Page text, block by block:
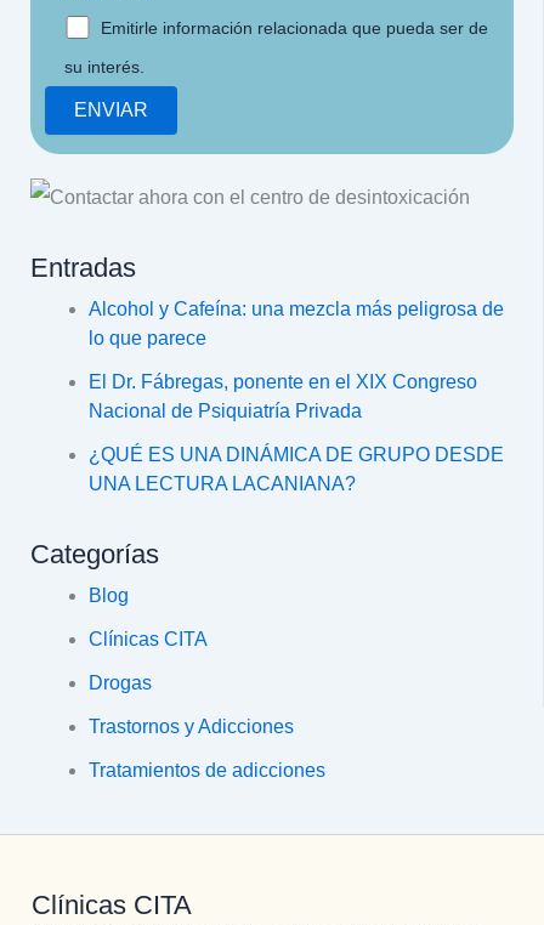
Emitirle información relacionada que pueda ser de
su interés.
Entradas
Alcohol y Cafeína: una mezcla más peligrosa de
lo que parece
El Dr. Fábregas, ponente en el XIX Congreso
Nacional de Psiquiatría Privada
¿QUÉ ES UNA DINÁMICA DE GRUPO DESDE
UNA LECTURA LACANIANA?
Categorías
Blog
Clínicas CITA
Drogas
Trastornos y Adicciones
Tratamientos de adicciones
Clínicas CITA